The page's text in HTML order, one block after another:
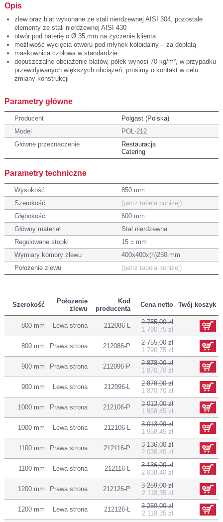
Opis
zlew oraz blat wykonane ze stali nierdzewnej AISI 304, pozostałe
elementy ze stali nierdzewnej AISI 430
otwór pod baterię o Ø 35 mm na życzenie klienta
możliwość wycięcia otworu pod młynek koloidalny – za dopłatą
maskownica czołowa w standardzie
dopuszczalne obciążenie blatów, półek wynosi 70 kg/m², w przypadku
przewidywanych większych obciążeń, prosimy o kontakt w celu
zmiany konstrukcji
Parametry główne
Producent
Polgast (Polska)
Model
POL-212
Główne przeznaczenie
Restauracja
Catering
Parametry techniczne
Wysokość
850 mm
Szerokość
(patrz tabela poniżej)
Głębokość
600 mm
Główny materiał
Stal nierdzewna
Regulowane stopki
15 ± mm
Wymiary komory zlewu
400x400x(h)250 mm
Położenie zlewu
(patrz tabela poniżej)
Szerokość
Położenie
zlewu
Kod
producenta
Cena netto Twój koszyk
800 mm Lewa strona 212086-L
2 755,00 zł
1 790,75 zł
800 mm Prawa strona 212086-P
2 755,00 zł
1 790,75 zł
900 mm Prawa strona 212096-P
2 878,00 zł
1 870,70 zł
900 mm Lewa strona 212096-L
2 878,00 zł
1 870,70 zł
1000 mm Prawa strona 212106-P
3 013,00 zł
1 958,45 zł
1000 mm Lewa strona 212106-L
3 013,00 zł
1 958,45 zł
1100 mm Prawa strona 212116-P
3 136,00 zł
2 038,40 zł
1100 mm Lewa strona 212116-L
3 136,00 zł
2 038,40 zł
1200 mm Prawa strona 212126-P
3 259,00 zł
2 118,35 zł
1200 mm Lewa strona 212126-L
3 259,00 zł
2 118,35 zł